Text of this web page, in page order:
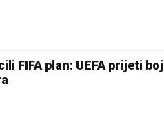
FIFA plan: UEFA prijeti